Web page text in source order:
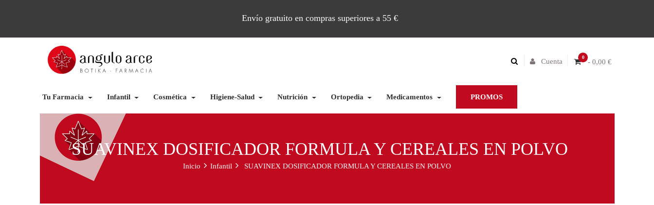
Envío gratuito en compras superiores a 55 €
0
- 0,00 €
Cuenta
Tu Farmacia Infantil Cosmética Higiene-Salud Nutrición Ortopedia Medicamentos PROMOS
SUAVINEX DOSIFICADOR FORMULA Y CEREALES EN POLVO
Inicio Infantil SUAVINEX DOSIFICADOR FORMULA Y CEREALES EN POLVO